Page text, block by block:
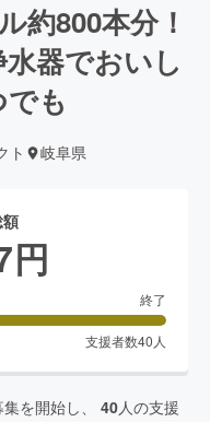
約800本分！
器でおいし
も
ト 岐阜県
円
終了
支援者数40 人
を開始し、 40人の支援